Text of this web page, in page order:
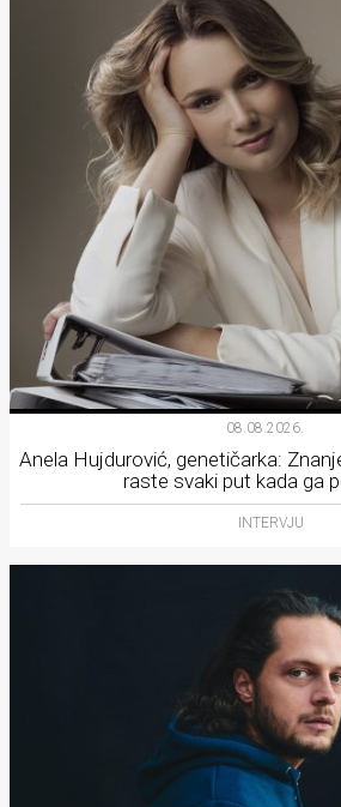
08.08.2026.
Anela Hujdurović, genetičarka:
raste svaki put kada ga
INTERVJU